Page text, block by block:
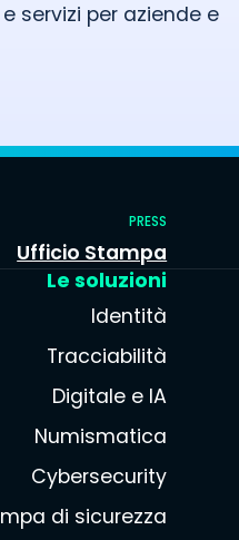
servizi per aziende e
PRESS
Ufficio Stampa
Le soluzioni
Identità
Tracciabilità
Digitale e IA
Numismatica
Cybersecurity
di sicurezza